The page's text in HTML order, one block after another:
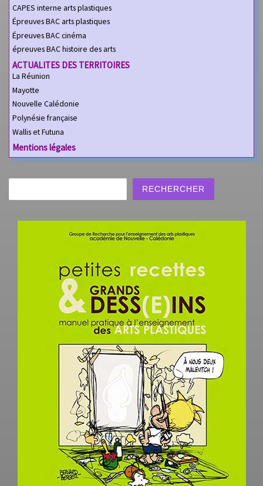
CAPES interne arts plastiques
Épreuves BAC arts plastiques
Épreuves BAC cinéma
épreuves BAC histoire des arts
ACTUALITES DES TERRITOIRES
La Réunion
Mayotte
Nouvelle Calédonie
Polynésie française
Wallis et Futuna
Mentions légales
RECHERCHER